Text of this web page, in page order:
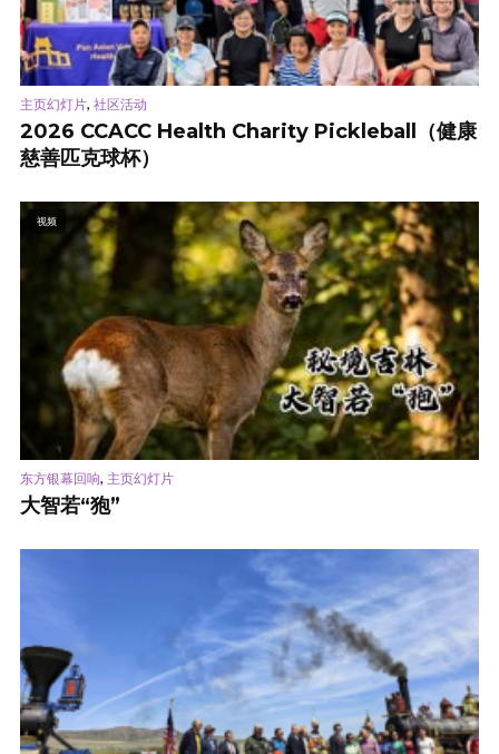
主页幻灯片, 社区活动
2026 CCACC Health Charity Pickleball（健康
慈善匹克球杯）
视频
东方银幕回响, 主页幻灯片
大智若“狍”